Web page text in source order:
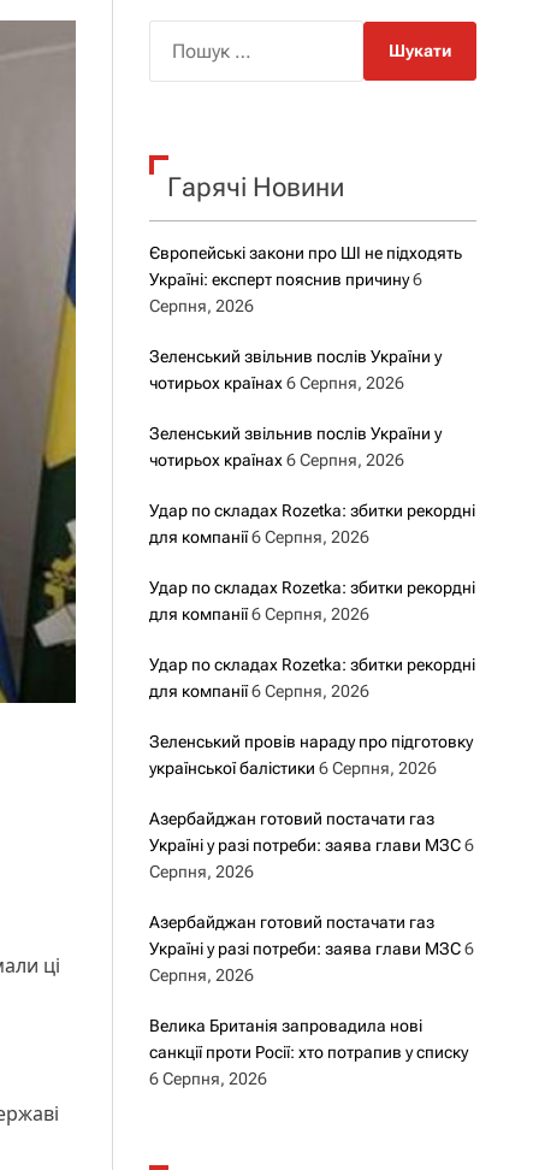
р
о
у
ці
к
Гарячі Новини
Європейські закони про ШІ не підходять
Україні: експерт пояснив причину 6
Серпня, 2026
Зеленський звільнив послів України у
чотирьох країнах 6 Серпня, 2026
Зеленський звільнив послів України у
чотирьох країнах 6 Серпня, 2026
Удар по складах Rozetka: збитки рекордні
для компанії 6 Серпня, 2026
Удар по складах Rozetka: збитки рекордні
для компанії 6 Серпня, 2026
Удар по складах Rozetka: збитки рекордні
для компанії 6 Серпня, 2026
Зеленський провів нараду про підготовку
української балістики 6 Серпня, 2026
Азербайджан готовий постачати газ
Україні у разі потреби: заява глави МЗС 6
Серпня, 2026
Азербайджан готовий постачати газ
Україні у разі потреби: заява глави МЗС 6
Серпня, 2026
Велика Британія запровадила нові
санкції проти Росії: хто потрапив у списку
6 Серпня, 2026